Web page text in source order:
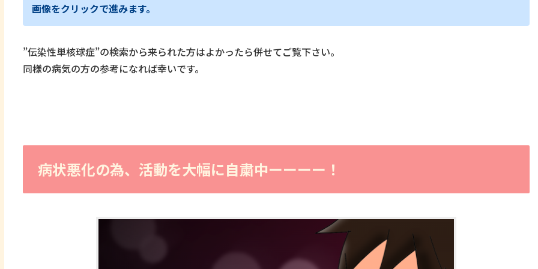
画像をクリックで進みます。
”伝染性単核球症”の検索から来られた方はよかったら併せてご覧下さい。
同様の病気の方の参考になれば幸いです。
病状悪化の為、活動を大幅に自粛中ーーーー！